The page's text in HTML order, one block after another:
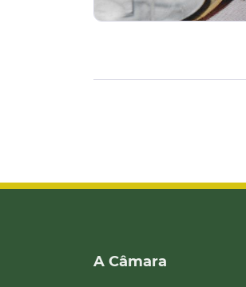
A Câmara